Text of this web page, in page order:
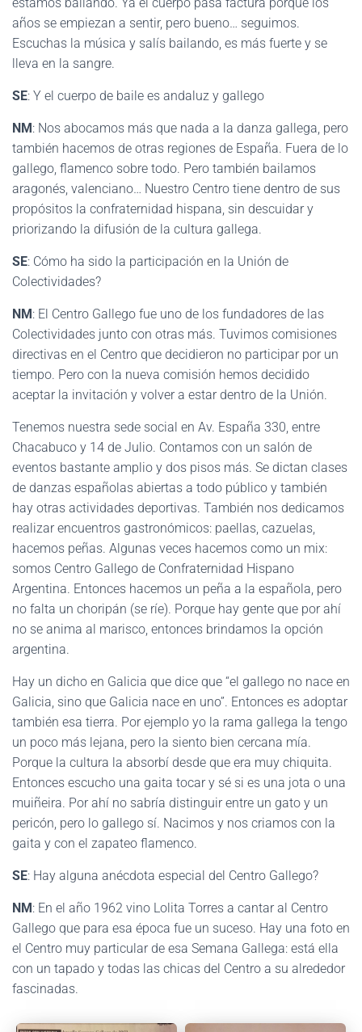
años se empiezan a sentir, pero bueno… seguimos.
Escuchas la música y salís bailando, es más fuerte y se
lleva en la sangre.
SE: Y el cuerpo de baile es andaluz y gallego
NM : Nos abocamos más que nada a la danza gallega, pero
también hacemos de otras regiones de España. Fuera de lo
gallego, flamenco sobre todo. Pero también bailamos
aragonés, valenciano… Nuestro Centro tiene dentro de sus
propósitos la confraternidad hispana, sin descuidar y
priorizando la difusión de la cultura gallega.
SE: Cómo ha sido la participación en la Unión de
Colectividades?
NM : El Centro Gallego fue uno de los fundadores de las
Colectividades junto con otras más. Tuvimos comisiones
directivas en el Centro que decidieron no participar por un
tiempo. Pero con la nueva comisión hemos decidido
aceptar la invitación y volver a estar dentro de la Unión.
Tenemos nuestra sede social en Av. España 330, entre
Chacabuco y 14 de Julio. Contamos con un salón de
eventos bastante amplio y dos pisos más. Se dictan clases
de danzas españolas abiertas a todo público y también
hay otras actividades deportivas. También nos dedicamos
realizar encuentros gastronómicos: paellas, cazuelas,
hacemos peñas. Algunas veces hacemos como un mix:
somos Centro Gallego de Confraternidad Hispano
Argentina. Entonces hacemos un peña a la española, pero
no falta un choripán (se ríe). Porque hay gente que por ahí
no se anima al marisco, entonces brindamos la opción
argentina.
Hay un dicho en Galicia que dice que “el gallego no nace en
Galicia, sino que Galicia nace en uno”. Entonces es adoptar
también esa tierra. Por ejemplo yo la rama gallega la tengo
un poco más lejana, pero la siento bien cercana mía.
Porque la cultura la absorbí desde que era muy chiquita.
Entonces escucho una gaita tocar y sé si es una jota o una
muiñeira. Por ahí no sabría distinguir entre un gato y un
pericón, pero lo gallego sí. Nacimos y nos criamos con la
gaita y con el zapateo flamenco.
SE: Hay alguna anécdota especial del Centro Gallego?
NM : En el año 1962 vino Lolita Torres a cantar al Centro
Gallego que para esa época fue un suceso. Hay una foto en
el Centro muy particular de esa Semana Gallega: está ella
con un tapado y todas las chicas del Centro a su alrededor
fascinadas.